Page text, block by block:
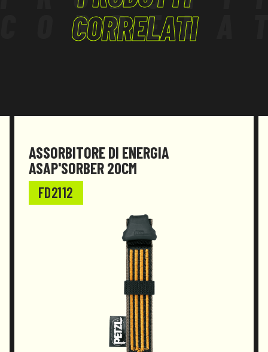
CORRELATI
ASSORBITORE DI ENERGIA
ASAP'SORBER 20CM
FD2112